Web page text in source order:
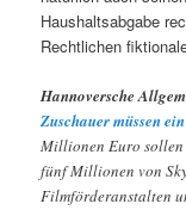
Haushaltsabgabe
Rechtlichen
Hannoversche
Zuschauer müssen
Millionen Euro sollen
fünf Millionen von
Filmförderanstalten